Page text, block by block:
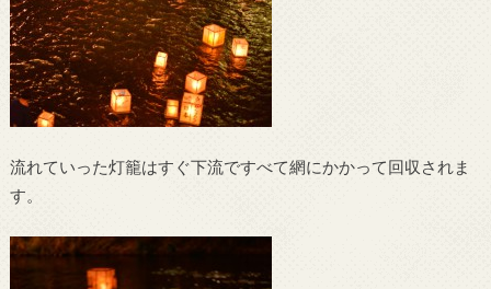
流れていった灯籠はすぐ下流ですべて網にかかって回収されま
す。